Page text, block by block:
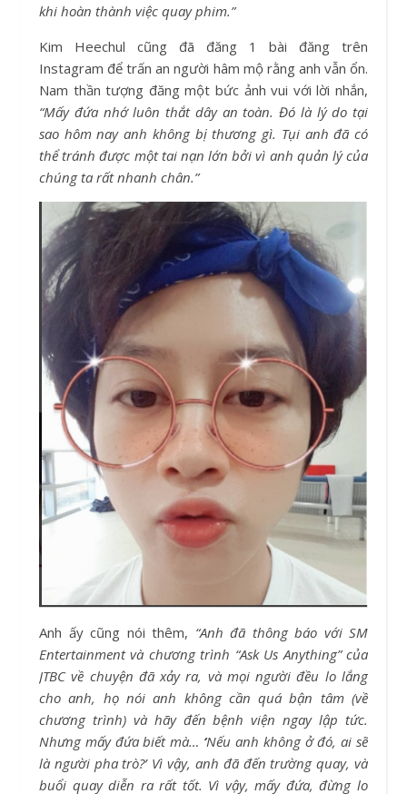
khi hoàn thành việc quay phim.”
Kim Heechul cũng đã đăng 1 bài đăng trên
Instagram để trấn an người hâm mộ rằng anh vẫn ổn.
Nam thần tượng đăng một bức ảnh vui với lời nhắn,
“Mấy đứa nhớ luôn thắt dây an toàn. Đó là lý do tại
sao hôm nay anh không bị thương gì. Tụi anh đã có
thể tránh được một tai nạn lớn bởi vì anh quản lý của
chúng ta rất nhanh chân.”
Anh ấy cũng nói thêm, “Anh đã thông báo với SM
Entertainment và chương trình “Ask Us Anything” của
JTBC về chuyện đã xảy ra, và mọi người đều lo lắng
cho anh, họ nói anh không cần quá bận tâm (về
chương trình) và hãy đến bệnh viện ngay lập tức.
Nhưng mấy đứa biết mà… ‘Nếu anh không ở đó, ai sẽ
là người pha trò?’ Vì vậy, anh đã đến trường quay, và
buổi quay diễn ra rất tốt. Vì vậy, mấy đứa, đừng lo